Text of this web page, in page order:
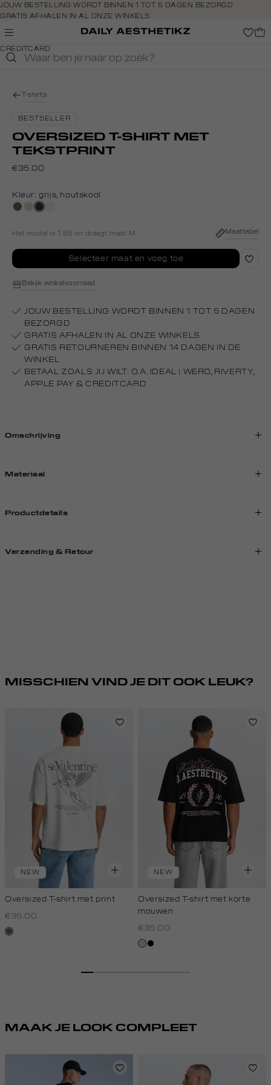
Navigeer
direct naar
de
Open de
direct
footer
JOUW BESTELLING WORDT BINNEN 1 TOT 5 DAGEN BEZORGD
GRATIS AFHALEN IN AL ONZE WINKELS
GRATIS RETOURNEREN BINNEN 14 DAGEN IN DE WINKEL
BETAAL ZOALS JIJ WILT: O.A. IDEAL, RIVERTY, APPLE PAY &
CREDITCARD
T-shirts
BESTSELLER
OVERSIZED T-SHIRT MET
TEKSTPRINT
€35.00
Kleur: grijs, houtskool
groen,taupe,
grijs,
white
Het model is 1.85 en draagt maat M Maattabel
Selecteer maat en voeg toe
Bekijk winkelvoorraad
JOUW BESTELLING WORDT BINNEN 1 TOT 5 DAGEN
BEZORGD
GRATIS AFHALEN IN AL ONZE WINKELS
GRATIS RETOURNEREN BINNEN 14 DAGEN IN DE
WINKEL
BETAAL ZOALS JIJ WILT: O.A. IDEAL | WERO, RIVERTY,
APPLE PAY & CREDITCARD
Omschrijving
Materiaal
Productdetails
Verzending & Retour
MISSCHIEN VIND JE DIT OOK LEUK?
NEW
Oversized T-shirt met print
€35.00
lichtbruin
NEW
Oversized T-shirt met korte
mouwen
€35.00
rose,zwart
MAAK JE LOOK COMPLEET